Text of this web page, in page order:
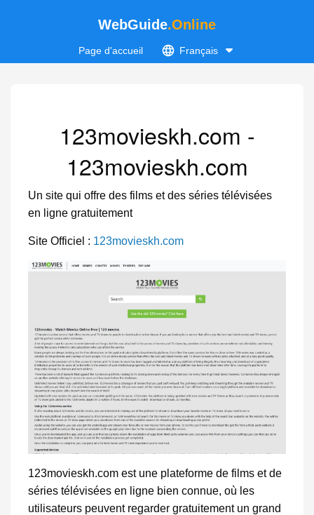
WebGuide.Online
Page d'accueil Français
123movieskh.com -
123movieskh.com
Un site qui offre des films et des séries télévisées
en ligne gratuitement
Site Officiel : 123movieskh.com
123movieskh.com est une plateforme de films et de
séries télévisées en ligne bien connue, où les
utilisateurs peuvent regarder gratuitement un grand